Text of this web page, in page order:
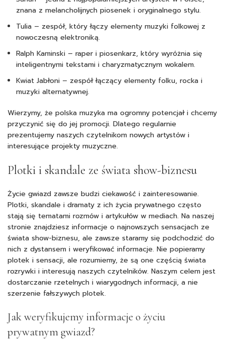
znana z melancholijnych piosenek i oryginalnego stylu.
Tulia – zespół, który łączy elementy muzyki folkowej z
nowoczesną elektroniką.
Ralph Kaminski – raper i piosenkarz, który wyróżnia się
inteligentnymi tekstami i charyzmatycznym wokalem.
Kwiat Jabłoni – zespół łączący elementy folku, rocka i
muzyki alternatywnej.
Wierzymy, że polska muzyka ma ogromny potencjał i chcemy
przyczynić się do jej promocji. Dlatego regularnie
prezentujemy naszych czytelnikom nowych artystów i
interesujące projekty muzyczne.
Plotki i skandale ze świata show-biznesu
Życie gwiazd zawsze budzi ciekawość i zainteresowanie.
Plotki, skandale i dramaty z ich życia prywatnego często
stają się tematami rozmów i artykułów w mediach. Na naszej
stronie znajdziesz informacje o najnowszych sensacjach ze
świata show-biznesu, ale zawsze staramy się podchodzić do
nich z dystansem i weryfikować informacje. Nie popieramy
plotek i sensacji, ale rozumiemy, że są one częścią świata
rozrywki i interesują naszych czytelników. Naszym celem jest
dostarczanie rzetelnych i wiarygodnych informacji, a nie
szerzenie fałszywych plotek.
Jak weryfikujemy informacje o życiu
prywatnym gwiazd?